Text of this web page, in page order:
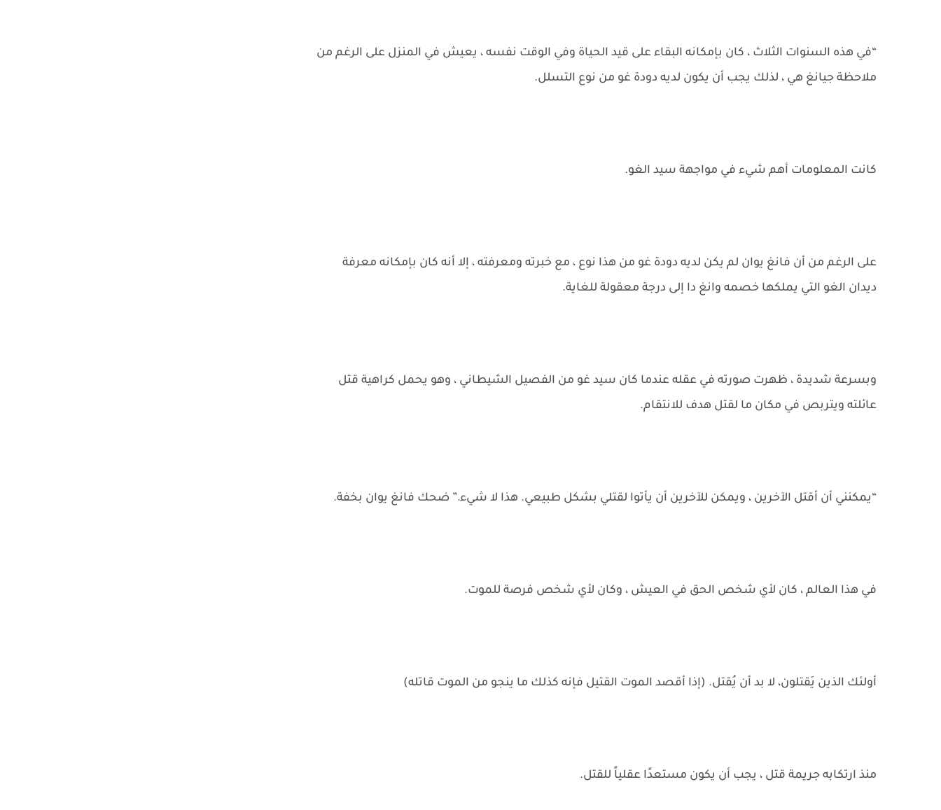
“في هذه السنوات الثلاث ، كان بإمكانه البقاء على قيد الحياة وفي الوقت نفسه ، يعيش في المنزل على الرغم من
ملاحظة جيانغ هي ، لذلك يجب أن يكون لديه دودة غو من نوع التسلل.
كانت المعلومات أهم شيء في مواجهة سيد الغو.
على الرغم من أن فانغ يوان لم يكن لديه دودة غو من هذا نوع ، مع خبرته ومعرفته ، إلا أنه كان بإمكانه معرفة
ديدان الغو التي يملكها خصمه وانغ دا إلى درجة معقولة للغاية.
وبسرعة شديدة ، ظهرت صورته في عقله عندما كان سيد غو من الفصيل الشيطاني ، وهو يحمل كراهية قتل
عائلته ويتربص في مكان ما لقتل هدف للانتقام.
“يمكنني أن أقتل الآخرين ، ويمكن للآخرين أن يأتوا لقتلي بشكل طبيعي. هذا لا شيء.” ضحك فانغ يوان بخفة.
في هذا العالم ، كان لأي شخص الحق في العيش ، وكان لأي شخص فرصة للموت.
أولئك الذين يَقتلون، لا بد أن يُقتل. (إذا أقصد الموت القتيل فإنه كذلك ما ينجو من الموت قاتله)
منذ ارتكابه جريمة قتل ، يجب أن يكون مستعدًا عقلياً للقتل.